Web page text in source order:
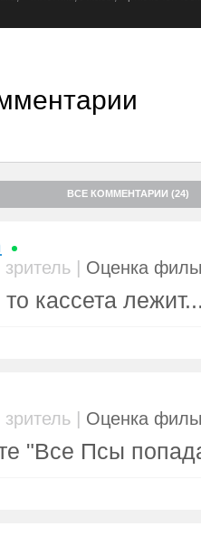
ВСЕ КОММЕНТАРИИ (24)
| Оценка
кассета
| Оценка
"Все Псы